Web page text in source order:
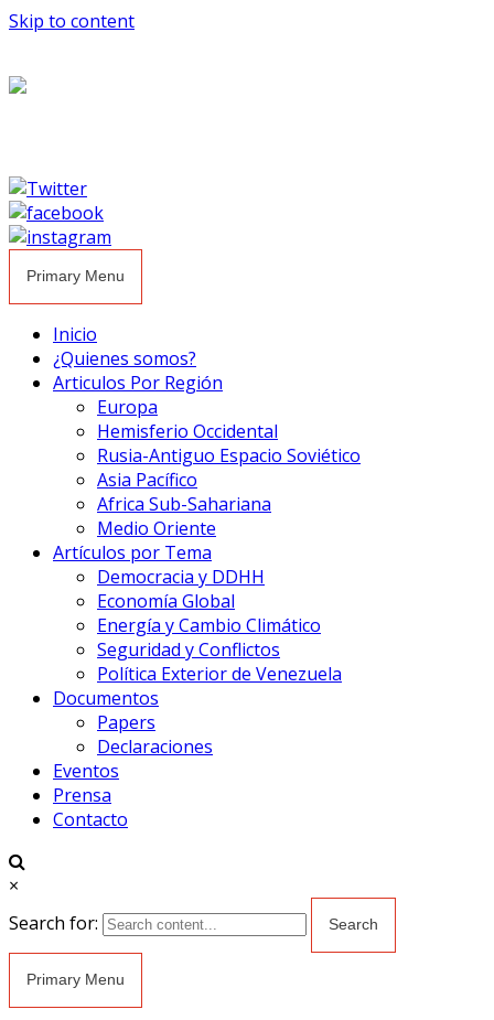
Skip to content
Primary Menu
Inicio
¿Quienes somos?
Articulos Por Región
Europa
Hemisferio Occidental
Rusia-Antiguo Espacio Soviético
Asia Pacífico
Africa Sub-Sahariana
Medio Oriente
Artículos por Tema
Democracia y DDHH
Economía Global
Energía y Cambio Climático
Seguridad y Conflictos
Política Exterior de Venezuela
Documentos
Papers
Declaraciones
Eventos
Prensa
Contacto
×
Search for:
Primary Menu